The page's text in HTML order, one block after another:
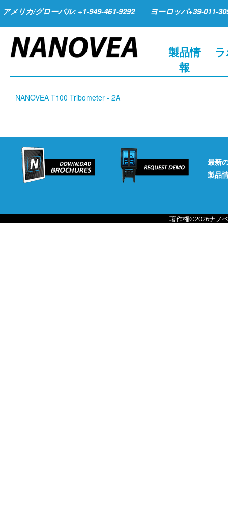
アメリカ/グローバル: +1-949-461-9292 ヨーロッパ+39-011-
製品情
報
NANOVEA T100 Tribometer - 2A
最新
製品
著作権©2026ナノ